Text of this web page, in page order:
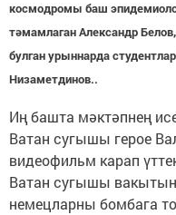
космодромы баш
тәмамлаган Александр
булган урыннарда
Низаметдинов..
Иң башта мәктәпнең
Ватан сугышы герое
видеофильм карап
Ватан сугышы
немецларны бомбага